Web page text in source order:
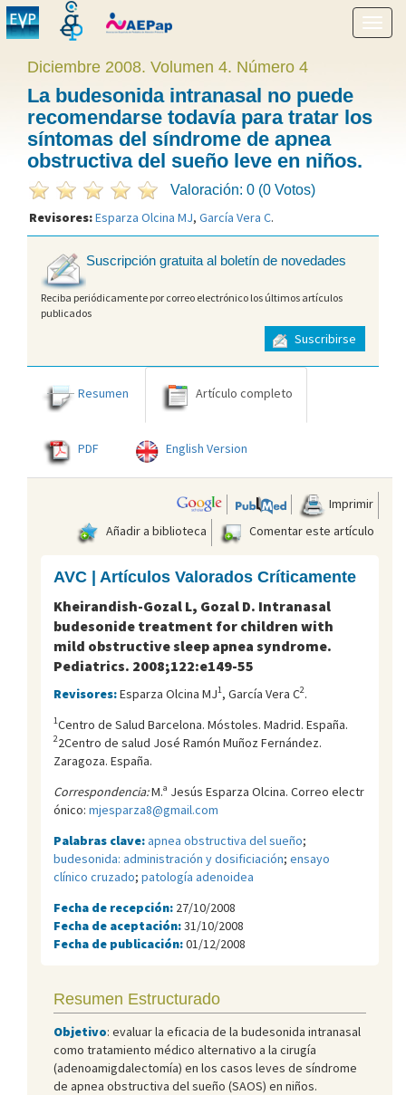
menú
Diciembre 2008. Volumen 4. Número 4
La budesonida intranasal no puede
recomendarse todavía para tratar los
síntomas del síndrome de apnea
obstructiva del sueño leve en niños.
Valoración: 0 (0 Votos)
Revisores:Esparza Olcina MJ, García Vera C.
Suscripción gratuita al boletín de novedades
Reciba periódicamente por correo electrónico los últimos artículos
publicados
Suscribirse
Resumen Artículo completo
PDF English Version
Imprimir
Añadir a biblioteca
Comentar este artículo
AVC | Artículos Valorados Críticamente
Kheirandish-Gozal L, Gozal D. Intranasal
budesonide treatment for children with
mild obstructive sleep apnea syndrome.
Pediatrics. 2008;122:e149-55
Revisores:Esparza Olcina MJ1, García Vera C2.
1Centro de Salud Barcelona. Móstoles. Madrid. España.
22Centro de salud José Ramón Muñoz Fernández.
Zaragoza. España.
Correspondencia:M.ª Jesús Esparza Olcina. Correo electr
ónico: mjesparza8@gmail.com
Palabras clave:apnea obstructiva del sueño;
budesonida: administración y dosificiación; ensayo
clínico cruzado; patología adenoidea
Fecha de recepción: 27/10/2008
Fecha de aceptación:31/10/2008
Fecha de publicación:01/12/2008
Resumen Estructurado
Objetivo: evaluar la eficacia de la budesonida intranasal
como tratamiento médico alternativo a la cirugía
(adenoamigdalectomía) en los casos leves de síndrome
de apnea obstructiva del sueño (SAOS) en niños.